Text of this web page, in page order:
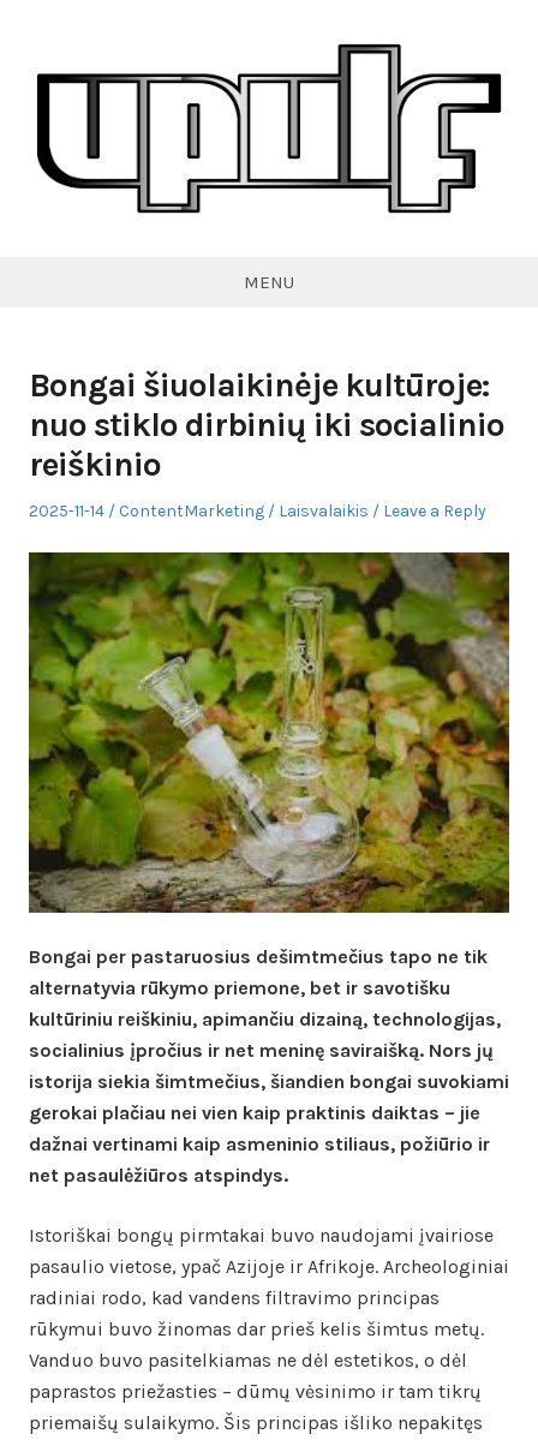
content
MENU
Bongai šiuolaikinėje kultūroje:
nuo stiklo dirbinių iki socialinio
reiškinio
Posted
2025-11-14 Author
ContentMarketing
Posted
Laisvalaikis Leave a Reply
Bongai per pastaruosius dešimtmečius tapo ne tik
alternatyvia rūkymo priemone, bet ir savotišku
kultūriniu reiškiniu, apimančiu dizainą, technologijas,
socialinius įpročius ir net meninę saviraišką. Nors jų
istorija siekia šimtmečius, šiandien bongai suvokiami
gerokai plačiau nei vien kaip praktinis daiktas – jie
dažnai vertinami kaip asmeninio stiliaus, požiūrio ir
net pasaulėžiūros atspindys.
Istoriškai bongų pirmtakai buvo naudojami įvairiose
pasaulio vietose, ypač Azijoje ir Afrikoje. Archeologiniai
radiniai rodo, kad vandens filtravimo principas
rūkymui buvo žinomas dar prieš kelis šimtus metų.
Vanduo buvo pasitelkiamas ne dėl estetikos, o dėl
paprastos priežasties – dūmų vėsinimo ir tam tikrų
priemaišų sulaikymo. Šis principas išliko nepakitęs